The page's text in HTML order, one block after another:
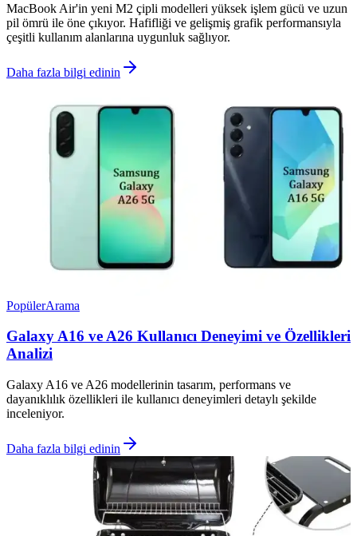
MacBook Air'in yeni M2 çipli modelleri yüksek işlem gücü ve uzun
pil ömrü ile öne çıkıyor. Hafifliği ve gelişmiş grafik performansıyla
çeşitli kullanım alanlarına uygunluk sağlıyor.
Daha fazla bilgi edinin
PopülerArama
Galaxy A16 ve A26 Kullanıcı Deneyimi ve Özellikleri
Analizi
Galaxy A16 ve A26 modellerinin tasarım, performans ve
dayanıklılık özellikleri ile kullanıcı deneyimleri detaylı şekilde
inceleniyor.
Daha fazla bilgi edinin